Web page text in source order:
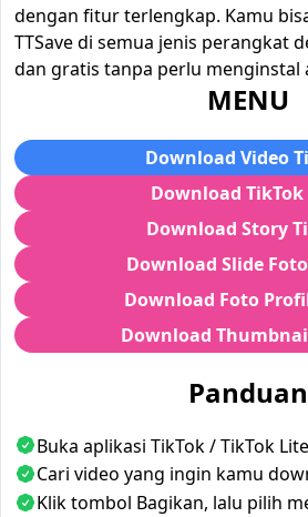
dengan fitur terlengkap. Kamu
TTSave di semua jenis perangkat
dan gratis tanpa perlu menginstal
MENU
Download Video
Download TikTok
Download Story
Download Slide
Download Foto
Download
Panduan
Buka aplikasi TikTok / TikTok
Cari video yang ingin kamu
Klik tombol Bagikan, lalu pilih